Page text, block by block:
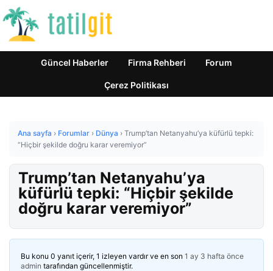
Güncel Haberler Firma Rehberi Forum
Çerez Politikası
Ana sayfa › Forumlar › Dünya › Trump’tan Netanyahu’ya küfürlü tepki:
“Hiçbir şekilde doğru karar veremiyor”
Trump’tan Netanyahu’ya
küfürlü tepki: “Hiçbir şekilde
doğru karar veremiyor”
Bu konu 0 yanıt içerir, 1 izleyen vardır ve en son 1 ay 3 hafta önce
admin tarafından güncellenmiştir.